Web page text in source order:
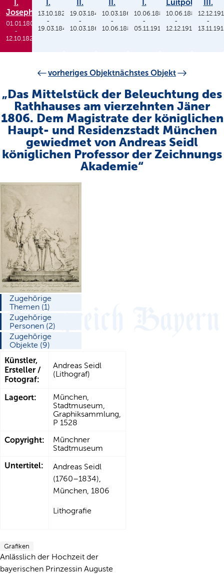
I.
Joseph
01.01.1806
-
12.10.1825
I.
13.10.1825
-
19.03.1848
II.
19.03.1848
-
10.03.1864
II.
10.03.1864
-
10.06.1886
I.
10.06.1886
-
05.11.1913
Luitpold
10.06.1886
-
12.12.1912
III.
-
vorheriges Objektnächstes Objekt
„Das Mittelstück der Beleuchtung des
Rathhauses am vierzehnten Jäner
1806. Dem Magistrate der königlichen
Haupt- und Residenzstadt München
gewiedmet von Andreas Seidl
königlichen Professor der Zeichnungs
Akademie“
Zugehörige
Themen (1)
Zugehörige
Personen (2)
Zugehörige
Objekte (9)
Künstler,
Ersteller /
Fotograf:
Andreas Seidl
(Lithograf)
Lageort:
München,
Stadtmuseum,
Graphiksammlung,
P 1528
Copyright:
Münchner
Stadtmuseum
Untertitel:
Andreas Seidl
(1760–1834),
München, 1806
Lithografie
Grafiken
Anlässlich der Hochzeit der
bayerischen Prinzessin Auguste